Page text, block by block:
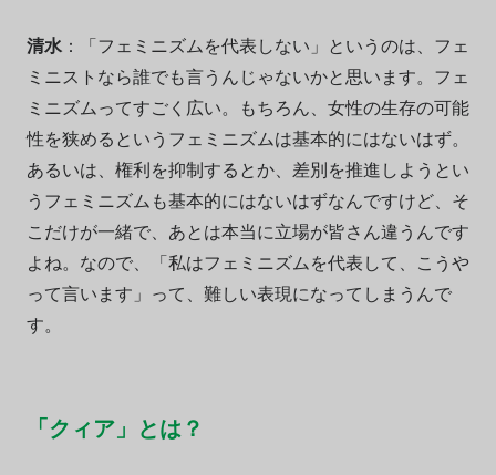
清水：「フェミニズムを代表しない」というのは、フェ
ミニストなら誰でも言うんじゃないかと思います。フェ
ミニズムってすごく広い。もちろん、女性の生存の可能
性を狭めるというフェミニズムは基本的にはないはず。
あるいは、権利を抑制するとか、差別を推進しようとい
うフェミニズムも基本的にはないはずなんですけど、そ
こだけが一緒で、あとは本当に立場が皆さん違うんです
よね。なので、「私はフェミニズムを代表して、こうや
って言います」って、難しい表現になってしまうんで
す。
「クィア」とは？